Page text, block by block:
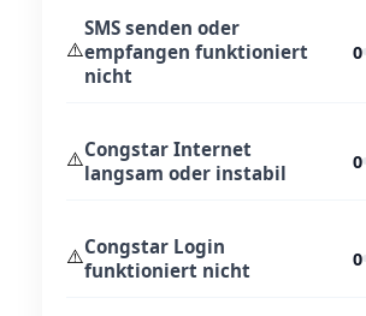
⚠️
SMS senden oder
empfangen funktioniert
nicht
0
⚠️Congstar Internet
langsam oder instabil
0
⚠️Congstar Login
funktioniert nicht
0